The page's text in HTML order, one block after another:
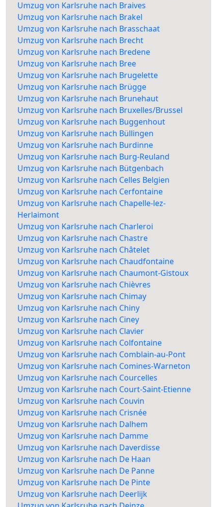
Umzug von Karlsruhe nach Braives
Umzug von Karlsruhe nach Brakel
Umzug von Karlsruhe nach Brasschaat
Umzug von Karlsruhe nach Brecht
Umzug von Karlsruhe nach Bredene
Umzug von Karlsruhe nach Bree
Umzug von Karlsruhe nach Brugelette
Umzug von Karlsruhe nach Brügge
Umzug von Karlsruhe nach Brunehaut
Umzug von Karlsruhe nach Bruxelles/Brussel
Umzug von Karlsruhe nach Buggenhout
Umzug von Karlsruhe nach Büllingen
Umzug von Karlsruhe nach Burdinne
Umzug von Karlsruhe nach Burg-Reuland
Umzug von Karlsruhe nach Bütgenbach
Umzug von Karlsruhe nach Celles Belgien
Umzug von Karlsruhe nach Cerfontaine
Umzug von Karlsruhe nach Chapelle-lez-
Herlaimont
Umzug von Karlsruhe nach Charleroi
Umzug von Karlsruhe nach Chastre
Umzug von Karlsruhe nach Châtelet
Umzug von Karlsruhe nach Chaudfontaine
Umzug von Karlsruhe nach Chaumont-Gistoux
Umzug von Karlsruhe nach Chièvres
Umzug von Karlsruhe nach Chimay
Umzug von Karlsruhe nach Chiny
Umzug von Karlsruhe nach Ciney
Umzug von Karlsruhe nach Clavier
Umzug von Karlsruhe nach Colfontaine
Umzug von Karlsruhe nach Comblain-au-Pont
Umzug von Karlsruhe nach Comines-Warneton
Umzug von Karlsruhe nach Courcelles
Umzug von Karlsruhe nach Court-Saint-Etienne
Umzug von Karlsruhe nach Couvin
Umzug von Karlsruhe nach Crisnée
Umzug von Karlsruhe nach Dalhem
Umzug von Karlsruhe nach Damme
Umzug von Karlsruhe nach Daverdisse
Umzug von Karlsruhe nach De Haan
Umzug von Karlsruhe nach De Panne
Umzug von Karlsruhe nach De Pinte
Umzug von Karlsruhe nach Deerlijk